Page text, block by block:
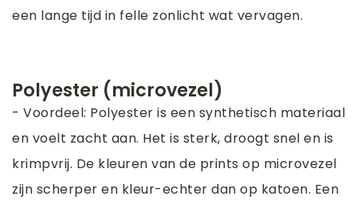
een lange tijd in felle zonlicht wat vervagen.
Polyester (microvezel)
- Voordeel: Polyester is een synthetisch materiaal
en voelt zacht aan. Het is sterk, droogt snel en is
krimpvrij. De kleuren van de prints op microvezel
zijn scherper en kleur-echter dan op katoen. Een